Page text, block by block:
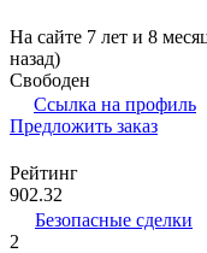
На сайте 7 лет и 8
назад)
Свободен
Ссылка на профиль
Предложить заказ
Рейтинг
902.32
Безопасные сделки
2